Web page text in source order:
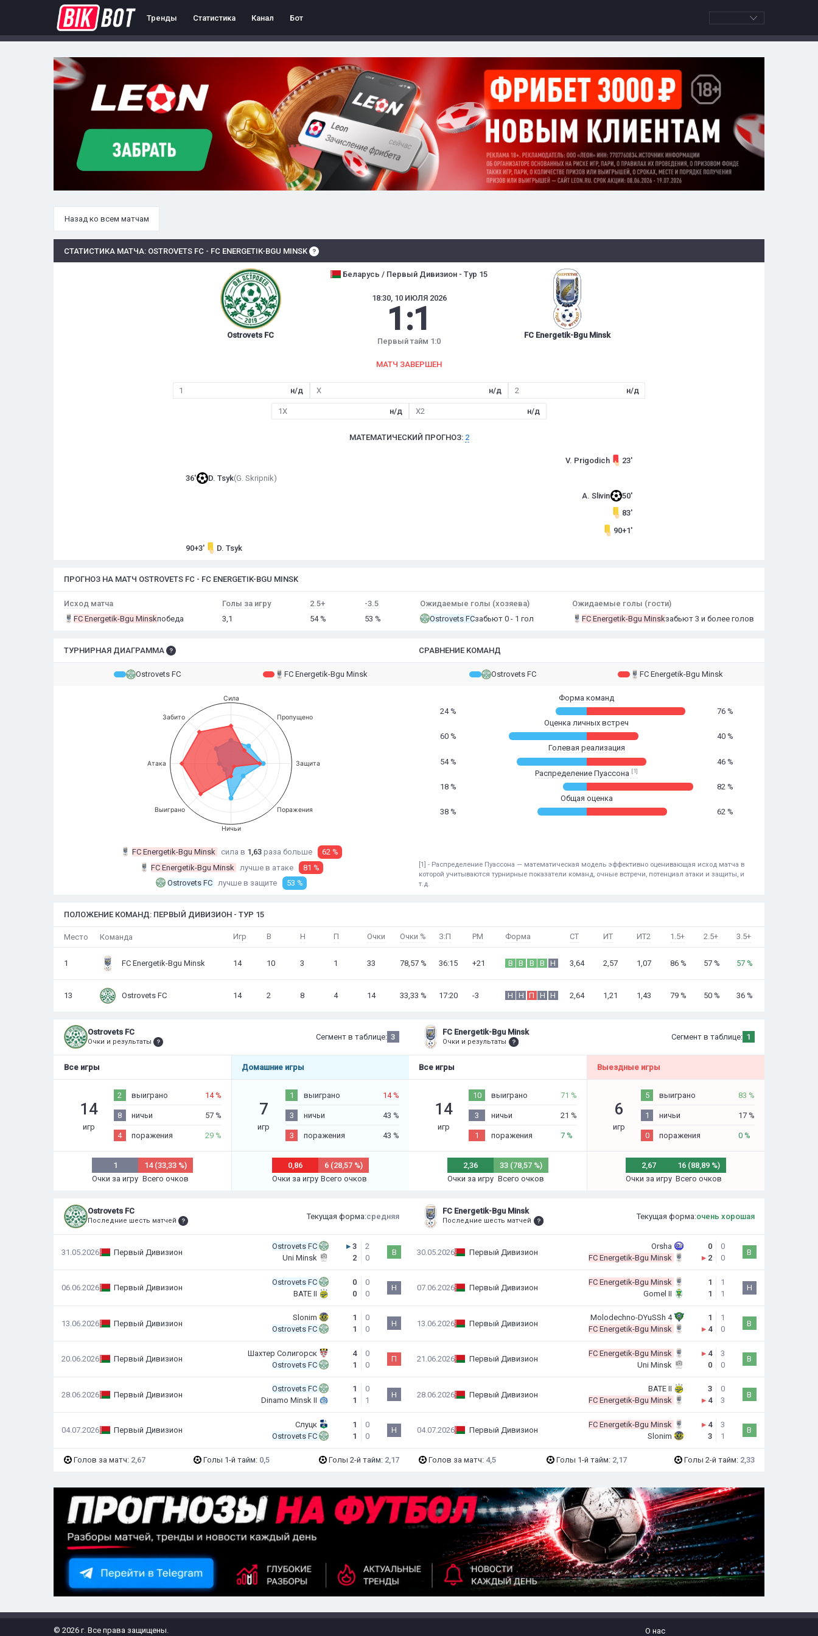
Тренды Статистика Канал Бот
Назад ко всем матчам
СТАТИСТИКА МАТЧА: OSTROVETS FC - FC ENERGETIK-BGU MINSK
Ostrovets FC
Беларусь / Первый Дивизион - Тур 15
18:30, 10 ИЮЛЯ 2026
1:1
Первый тайм 1:0
FC Energetik-Bgu Minsk
МАТЧ ЗАВЕРШЕН
1 н/д X н/д 2 н/д
1X н/д X2 н/д
МАТЕМАТИЧЕСКИЙ ПРОГНОЗ: 2
V. Prigodich
23'
36'
D. Tsyk(G. Skripnik)
A. Slivin
50'
83'
90+1'
90+3'
D. Tsyk
ПРОГНОЗ НА МАТЧ OSTROVETS FC - FC ENERGETIK-BGU MINSK
Исход матча
FC Energetik-Bgu Minskпобеда
Голы за игру
3,1
2.5+
54 %
-3.5
53 %
Ожидаемые голы (хозяева)
Ostrovets FCзабьют 0 - 1 гол
Ожидаемые голы (гости)
FC Energetik-Bgu Minskзабьют 3 и более голов
ТУРНИРНАЯ ДИАГРАММА
Ostrovets FC FC Energetik-Bgu Minsk
Сила
Пропущено
Защита
Поражения
Ничьи
Выиграно
Атака
Забито
FC Energetik-Bgu Minsk сила в 1,63 разабольше
62 %
FC Energetik-Bgu Minsk
лучше в атаке
81 %
Ostrovets FC
лучше в защите 53 %
СРАВНЕНИЕ КОМАНД
Ostrovets FC FC Energetik-Bgu Minsk
Форма команд
24 %
76 %
Оценка личных встреч
60 %
40 %
Голевая реализация
54 %
46 %
Распределение Пуассона [1]
18 %
82 %
Общая оценка
38 %
62 %
[1] - Распределение Пуассона — математическая модель эффективно оценивающая исход матча в
которой учитываются турнирные показатели команд, очные встречи, потенциал атаки и защиты, и
т.д.
ПОЛОЖЕНИЕ КОМАНД: ПЕРВЫЙ ДИВИЗИОН - ТУР 15
Место Команда Игр В Н П Очки Очки % З:П РМ Форма СТ ИТ ИТ2 1.5+ 2.5+ 3.5+
1 FC Energetik-Bgu Minsk 14 10 3 1 33 78,57 % 36:15 +21 В В В В Н 3,64 2,57 1,07 86 % 57 % 57 %
13 Ostrovets FC 14 2 8 4 14 33,33 % 17:20 -3 Н Н П Н Н 2,64 1,21 1,43 79 % 50 % 36 %
Ostrovets FC
Очки и результаты Сегмент в таблице: 3
Все игры
14
игр
2 выиграно 14 %
8 ничьи 57 %
4 поражения 29 %
1
Очки за игру
14 (33,33 %)
Всего очков
Домашние игры
7
игр
1 выиграно 14 %
3 ничьи 43 %
3 поражения 43 %
0,86
Очки за игру
6 (28,57 %)
Всего очков
FC Energetik-Bgu Minsk
Очки и результаты Сегмент в таблице: 1
Все игры
14
игр
10 выиграно 71 %
3 ничьи 21 %
1 поражения 7 %
2,36
Очки за игру
33 (78,57 %)
Всего очков
Выездные игры
6
игр
5 выиграно 83 %
1 ничьи 17 %
0 поражения 0 %
2,67
Очки за игру
16 (88,89 %)
Всего очков
Ostrovets FC
Последние шесть матчей Текущая форма:средняя
31.05.2026 Первый Дивизион
Ostrovets FC
Uni Minsk
▸ 3
2
2
0
В
06.06.2026 Первый Дивизион
Ostrovets FC
BATE II
0
0
0
0
Н
13.06.2026 Первый Дивизион
Slonim
Ostrovets FC
1
1
0
0
Н
20.06.2026 Первый Дивизион
Шахтер Солигорск
Ostrovets FC
4
1
0
0
П
28.06.2026 Первый Дивизион
Ostrovets FC
Dinamo Minsk II
1
1
0
1
Н
04.07.2026 Первый Дивизион
Слуцк
Ostrovets FC
1
1
0
0
Н
Голов за матч: 2,67 Голы 1-й тайм: 0,5 Голы 2-й тайм: 2,17
FC Energetik-Bgu Minsk
Последние шесть матчей Текущая форма:очень хорошая
30.05.2026 Первый Дивизион
Orsha
FC Energetik-Bgu Minsk
0
▸ 2
0
0
В
07.06.2026 Первый Дивизион
FC Energetik-Bgu Minsk
Gomel II
1
1
1
1
Н
13.06.2026 Первый Дивизион
Molodechno-DYuSSh 4
FC Energetik-Bgu Minsk
1
▸ 4
1
0
В
21.06.2026 Первый Дивизион
FC Energetik-Bgu Minsk
Uni Minsk
▸ 4
0
3
0
В
28.06.2026 Первый Дивизион
BATE II
FC Energetik-Bgu Minsk
3
▸ 4
0
3
В
04.07.2026 Первый Дивизион
FC Energetik-Bgu Minsk
Slonim
▸ 4
3
3
1
В
Голов за матч: 4,5 Голы 1-й тайм: 2,17 Голы 2-й тайм: 2,33
© 2026 г. Все права защищены. О нас